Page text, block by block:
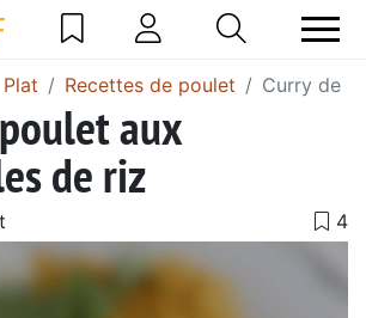
Plat Recettes de poulet Curry de
aux
de riz